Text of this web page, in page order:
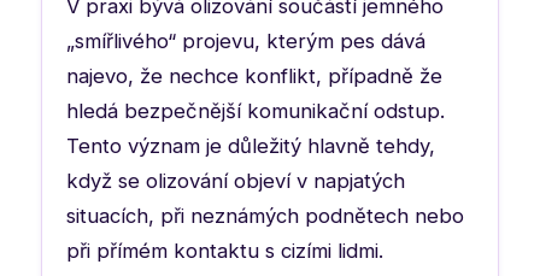
V praxi bývá olizování součástí jemného
„smířlivého“ projevu, kterým pes dává
najevo, že nechce konflikt, případně že
hledá bezpečnější komunikační odstup.
Tento význam je důležitý hlavně tehdy,
když se olizování objeví v napjatých
situacích, při neznámých podnětech nebo
při přímém kontaktu s cizími lidmi.